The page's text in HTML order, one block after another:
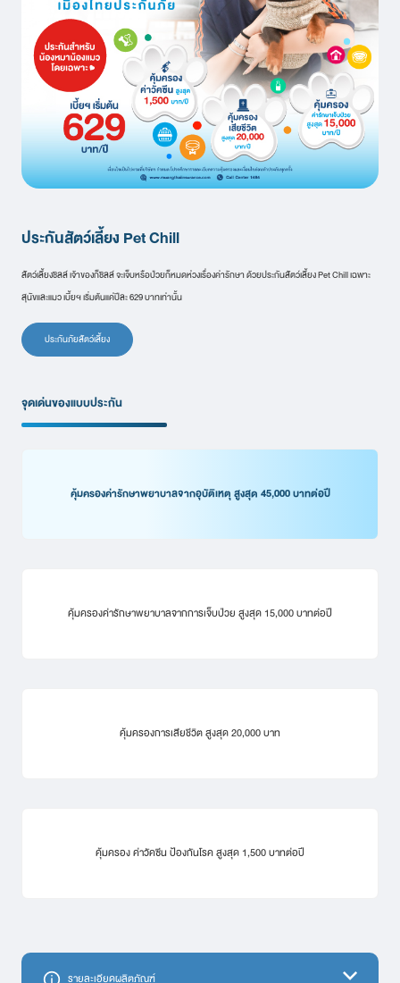
ประกันสัตว์เลี้ยง Pet Chill
สัตว์เลี้ยงชิลล์ เจ้าของก็ชิลล์ จะเจ็บหรือป่วยก็หมดห่วงเรื่องค่ารักษา ด้วยประกันสัตว์เลี้ยง Pet Chill เฉพาะ
สุนัขและแมว เบี้ยฯ เริ่มต้นแค่ปีละ 629 บาทเท่านั้น
ประกันภัยสัตว์เลี้ยง
จุดเด่นของแบบประกัน
คุ้มครองค่ารักษาพยาบาลจากอุบัติเหตุ สูงสุด 45,000 บาทต่อปี
คุ้มครองค่ารักษาพยาบาลจากการเจ็บป่วย สูงสุด 15,000 บาทต่อปี
คุ้มครองการเสียชีวิต สูงสุด 20,000 บาท
คุ้มครอง ค่าวัคซีน ป้องกันโรค สูงสุด 1,500 บาทต่อปี
รายละเอียดผลิตภัณฑ์